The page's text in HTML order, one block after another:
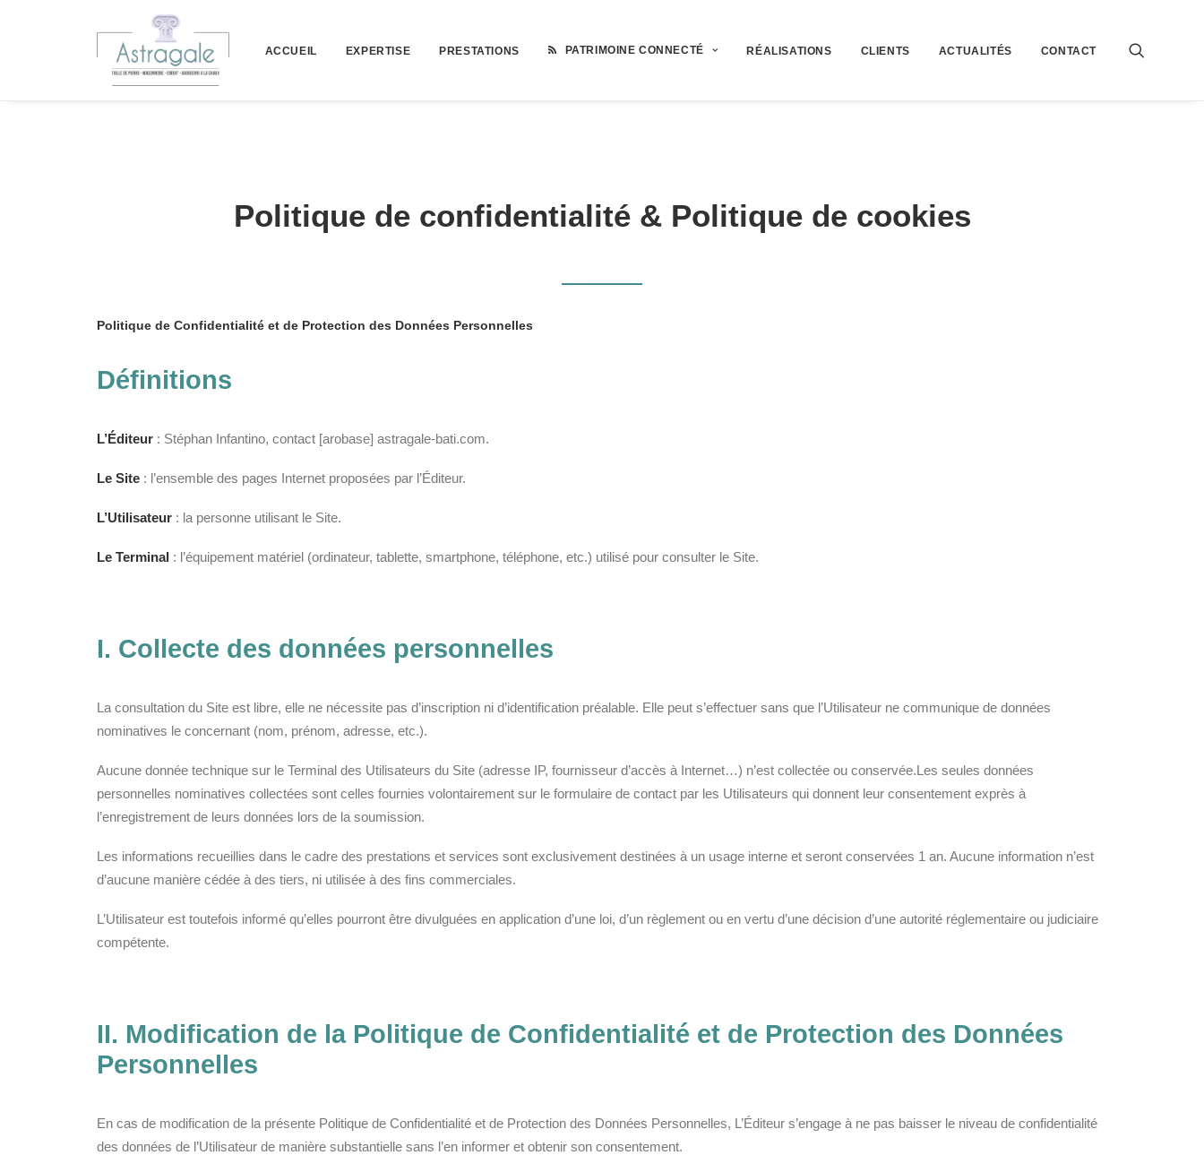
ACCUEIL EXPERTISE PRESTATIONS PATRIMOINE CONNECTÉ RÉALISATIONS CLIENTS ACTUALITÉS CONTACT
Politique de confidentialité & Politique de cookies
Politique de Confidentialité et de Protection des Données Personnelles
Définitions
L’Éditeur : Stéphan Infantino, contact [arobase] astragale-bati.com.
Le Site : l’ensemble des pages Internet proposées par l’Éditeur.
L’Utilisateur : la personne utilisant le Site.
Le Terminal : l’équipement matériel (ordinateur, tablette, smartphone, téléphone, etc.) utilisé pour consulter le Site.
I. Collecte des données personnelles
La consultation du Site est libre, elle ne nécessite pas d’inscription ni d’identification préalable. Elle peut s’effectuer sans que l’Utilisateur ne communique de données
nominatives le concernant (nom, prénom, adresse, etc.).
Aucune donnée technique sur le Terminal des Utilisateurs du Site (adresse IP, fournisseur d’accès à Internet…) n’est collectée ou conservée.Les seules données
personnelles nominatives collectées sont celles fournies volontairement sur le formulaire de contact par les Utilisateurs qui donnent leur consentement exprès à
l’enregistrement de leurs données lors de la soumission.
Les informations recueillies dans le cadre des prestations et services sont exclusivement destinées à un usage interne et seront conservées 1 an. Aucune information n’est
d’aucune manière cédée à des tiers, ni utilisée à des fins commerciales.
L’Utilisateur est toutefois informé qu’elles pourront être divulguées en application d’une loi, d’un règlement ou en vertu d’une décision d’une autorité réglementaire ou judiciaire
compétente.
II. Modification de la Politique de Confidentialité et de Protection des Données
Personnelles
En cas de modification de la présente Politique de Confidentialité et de Protection des Données Personnelles, L’Éditeur s’engage à ne pas baisser le niveau de confidentialité
des données de l’Utilisateur de manière substantielle sans l’en informer et obtenir son consentement.